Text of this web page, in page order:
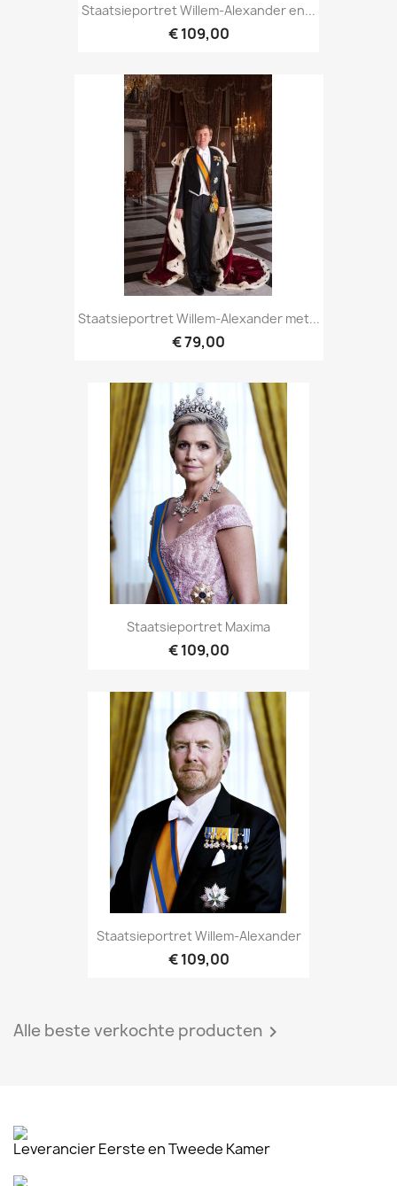
Staatsieportret Willem-Alexander en...
€ 109,00
Staatsieportret Willem-Alexander met...
€ 79,00
Staatsieportret Maxima
€ 109,00
Staatsieportret Willem-Alexander
€ 109,00
Alle beste verkochte producten 
Leverancier Eerste en Tweede Kamer